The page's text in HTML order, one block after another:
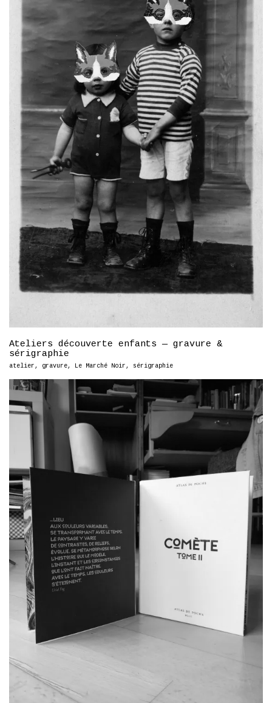
Ateliers découverte enfants — gravure &
sérigraphie
atelier, gravure, Le Marché Noir, sérigraphie